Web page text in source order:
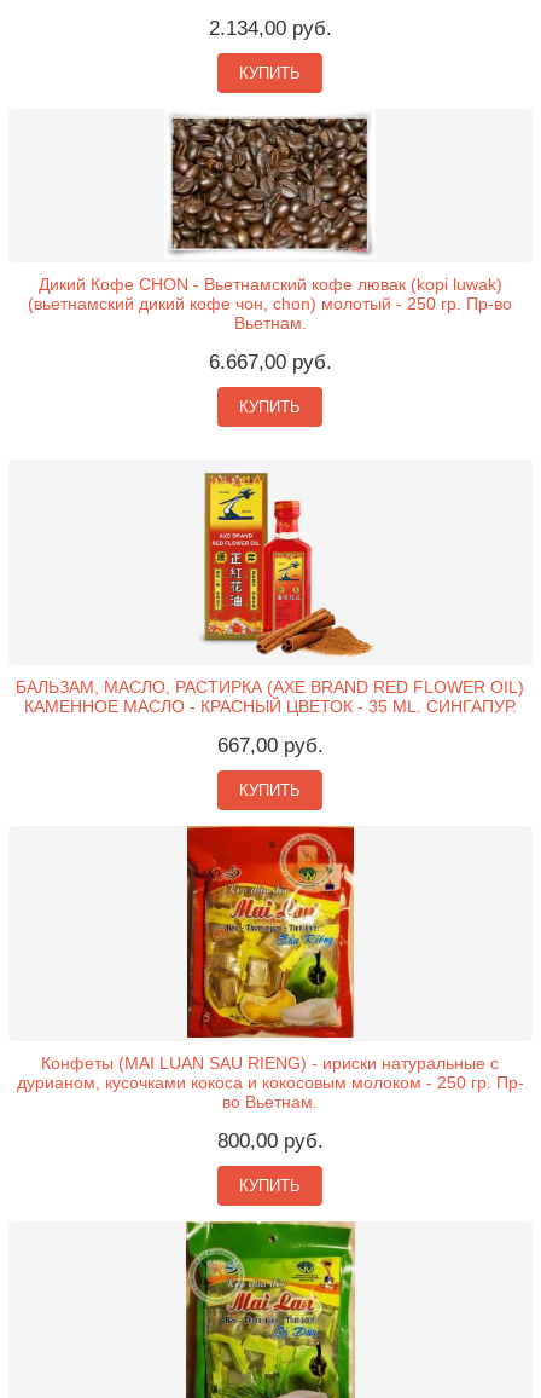
2.134,00 руб.
КУПИТЬ
Дикий Кофе CHON - Вьетнамский кофе лювак (kopi luwak)
(вьетнамский дикий кофе чон, chon) молотый - 250 гр. Пр-во
Вьетнам.
6.667,00 руб.
КУПИТЬ
БАЛЬЗАМ, МАСЛО, РАСТИРКА (AXE BRAND RED FLOWER OIL)
КАМЕННОЕ МАСЛО - КРАСНЫЙ ЦВЕТОК - 35 ML. СИНГАПУР.
667,00 руб.
КУПИТЬ
Конфеты (MAI LUAN SAU RIENG) - ириски натуральные с
дурианом, кусочками кокоса и кокосовым молоком - 250 гр. Пр-
во Вьетнам.
800,00 руб.
КУПИТЬ